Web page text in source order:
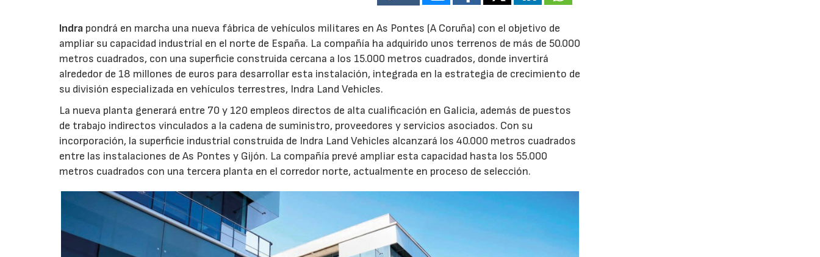
Indra pondrá en marcha una nueva fábrica de vehículos militares en As Pontes (A Coruña) con el objetivo de
ampliar su capacidad industrial en el norte de España. La compañía ha adquirido unos terrenos de más de 50.000
metros cuadrados, con una superficie construida cercana a los 15.000 metros cuadrados, donde invertirá
alrededor de 18 millones de euros para desarrollar esta instalación, integrada en la estrategia de crecimiento de
su división especializada en vehículos terrestres, Indra Land Vehicles.
La nueva planta generará entre 70 y 120 empleos directos de alta cualificación en Galicia, además de puestos
de trabajo indirectos vinculados a la cadena de suministro, proveedores y servicios asociados. Con su
incorporación, la superficie industrial construida de Indra Land Vehicles alcanzará los 40.000 metros cuadrados
entre las instalaciones de As Pontes y Gijón. La compañía prevé ampliar esta capacidad hasta los 55.000
metros cuadrados con una tercera planta en el corredor norte, actualmente en proceso de selección.